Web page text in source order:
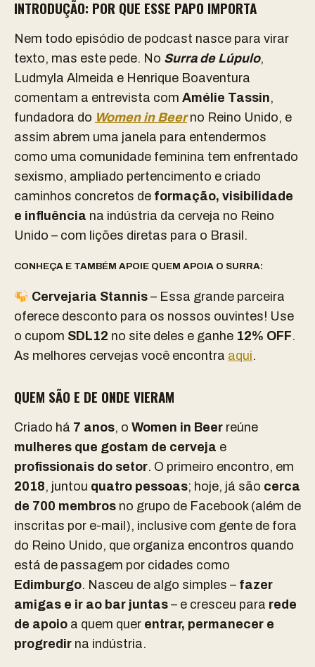
INTRODUÇÃO: POR QUE ESSE PAPO IMPORTA
Nem todo episódio de podcast nasce para virar
texto, mas este pede. No Surra de Lúpulo,
Ludmyla Almeida e Henrique Boaventura
comentam a entrevista com Amélie Tassin,
fundadora do Women in Beer no Reino Unido, e
assim abrem uma janela para entendermos
como uma comunidade feminina tem enfrentado
sexismo, ampliado pertencimento e criado
caminhos concretos de formação, visibilidade
e influência na indústria da cerveja no Reino
Unido – com lições diretas para o Brasil.
CONHEÇA E TAMBÉM APOIE QUEM APOIA O SURRA:
Cervejaria Stannis– Essa grande parceira
oferece desconto para os nossos ouvintes! Use
o cupom SDL12 no site deles e ganhe 12% OFF.
As melhores cervejas você encontra aqui.
QUEM SÃO E DE ONDE VIERAM
Criado há 7 anos, o Women in Beer reúne
mulheres que gostam de cerveja e
profissionais do setor. O primeiro encontro, em
2018, juntou quatro pessoas; hoje, já são cerca
de 700 membros no grupo de Facebook (além de
inscritas por e-mail), inclusive com gente de fora
do Reino Unido, que organiza encontros quando
está de passagem por cidades como
Edimburgo. Nasceu de algo simples – fazer
amigas e ir ao bar juntas – e cresceu para rede
de apoio a quem quer entrar, permanecer e
progredir na indústria.